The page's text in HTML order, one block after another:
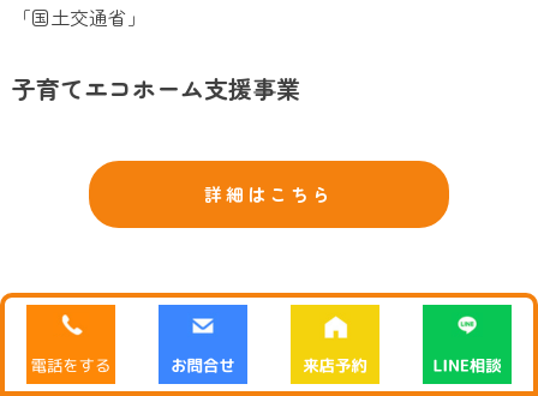
「国土交通省」
子育てエコホーム支援事業
詳細はこちら